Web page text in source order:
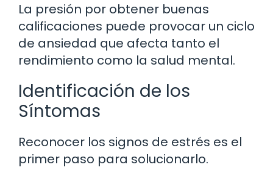
La presión por obtener buenas
calificaciones puede provocar un ciclo
de ansiedad que afecta tanto el
rendimiento como la salud mental.
Identificación de los
Síntomas
Reconocer los signos de estrés es el
primer paso para solucionarlo.